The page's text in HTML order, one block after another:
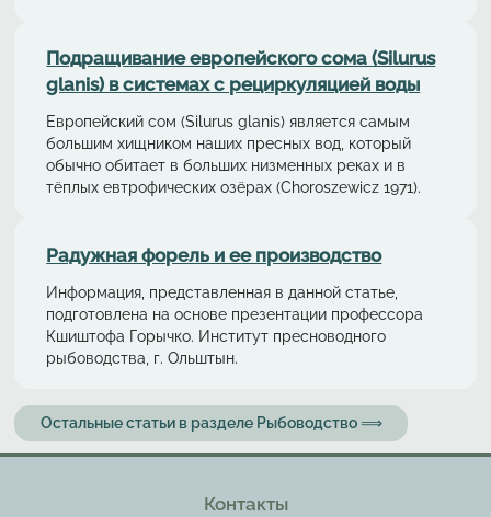
Подращивание европейского сома (Silurus
glanis) в системах с рециркуляциeй воды
Европейский сом (Silurus glanis) является самым
большим хищником наших пресных вод, который
обычно обитает в больших низменных реках и в
тёплых евтрофических озёрах (Choroszewicz 1971).
Радужная форель и ее производство
Информация, представленная в данной статье,
подготовлена на основе презентации профессора
Кшиштофа Горычко. Институт пресноводного
рыбоводства, г. Ольштын.
Остальные статьи в разделе Рыбоводство ⟹
Контакты